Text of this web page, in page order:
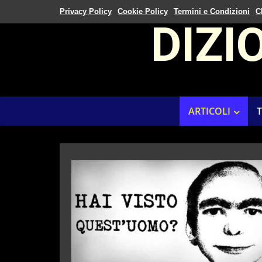
Privacy Policy Cookie Policy Termini e Condizioni
ARTICOLI